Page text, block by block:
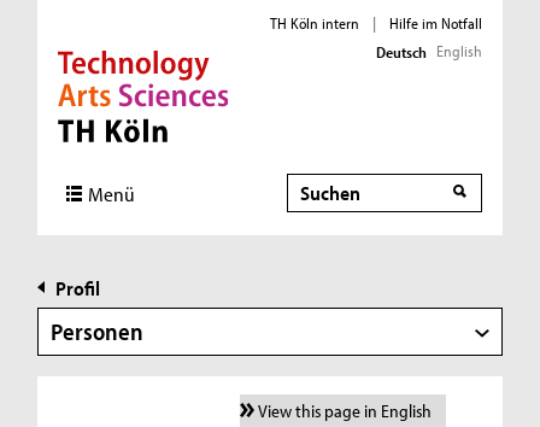
Direkt zur Hauptnavigation
Direkt zur Subnavigation
Direkt zum Inhalt
Direkt zum Fußbereich
TH Köln intern |
Hilfe im Notfall
Deutsch English
Menü Suche
Profil
Personen
View this page in English